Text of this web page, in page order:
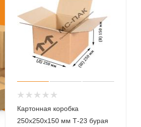
Картонная коробка
250х250х150 мм Т-23 бурая